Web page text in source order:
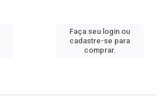
Faça seu login ou
cadastre-se para
comprar.